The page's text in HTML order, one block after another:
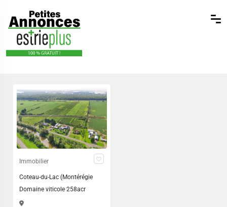
Immobilier
Coteau-du-Lac (Montérégie
Domaine viticole 258acr